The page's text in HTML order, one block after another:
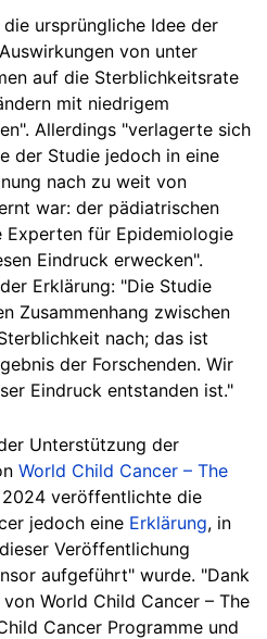
ursprüngliche Idee der
von unter
auf die Sterblichkeitsrate
mit niedrigem
Allerdings "verlagerte sich
der Studie jedoch in eine
nach zu weit von
war: der pädiatrischen
Experten für Epidemiologie
Eindruck erwecken".
Erklärung: "Die Studie
Zusammenhang zwischen
nach; das ist
der Forschenden. Wir
Eindruck entstanden ist."
Unterstützung der
World Child Cancer – The
2024 veröffentlichte die
jedoch eine Erklärung, in
Veröffentlichung
aufgeführt" wurde. "Dank
World Child Cancer – The
Cancer Programme und